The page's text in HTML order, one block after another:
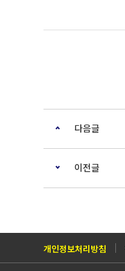
다음글
이전글
개인정보처리방침